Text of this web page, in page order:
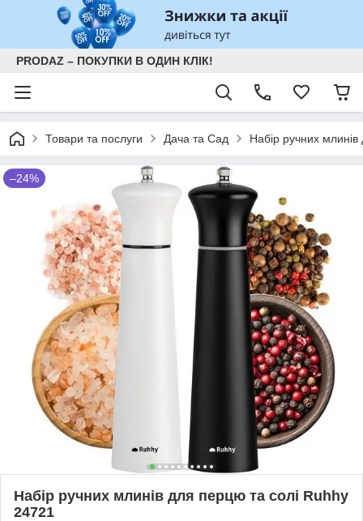
PRODAZ – ПОКУПКИ В ОДИН КЛІК!
Товари та послуги Дача та Сад Набір ручних
–24%
Набір ручних млинів для перцю та солі Ruhhy
24721